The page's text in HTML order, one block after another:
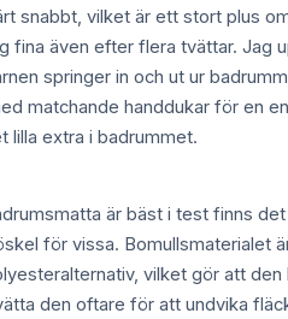
snabbt, vilket är ett stort plus
fina även efter flera tvättar.
springer in och ut ur
matchande handdukar för en
lilla extra i badrummet.
är bäst i test finns
för vissa. Bomullsmaterialet
vilket gör att
den oftare för att undvika